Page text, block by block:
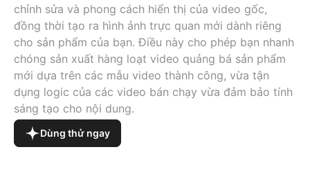
chỉnh sửa và phong cách hiển thị của video gốc,
đồng thời tạo ra hình ảnh trực quan mới dành riêng
cho sản phẩm của bạn. Điều này cho phép bạn nhanh
chóng sản xuất hàng loạt video quảng bá sản phẩm
mới dựa trên các mẫu video thành công, vừa tận
dụng logic của các video bán chạy vừa đảm bảo tính
sáng tạo cho nội dung.
Dùng thử ngay